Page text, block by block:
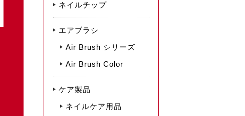
ネイルチップ
エアブラシ
Air Brush シリーズ
Air Brush Color
ケア製品
ネイルケア用品